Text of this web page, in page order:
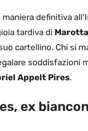
definitiva
tardiva di Marotta
cartellino. Chi si
soddisfazioni
Appelt Pires.
ex